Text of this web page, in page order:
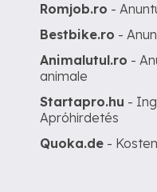
Romjob.ro -
Bestbike.ro -
Animalutul.ro -
animale
Startapro.hu -
Apróhirdetés
Quoka.de -